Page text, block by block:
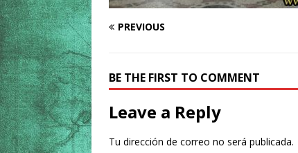
PREVIOUS
BE THE FIRST TO COMMENT
Leave a Reply
Tu dirección de correo no será publicada.